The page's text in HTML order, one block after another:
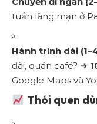
tuần lãng mạn ở
Hành trình dài
đài, quán café? ➔
Google Maps và
Thói quen